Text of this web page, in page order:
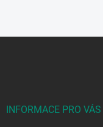
INFORMACE PRO VÁS